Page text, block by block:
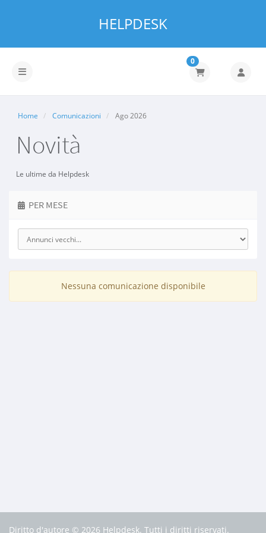
HELPDESK
Attiva Navigazione
0
Home Comunicazioni Ago 2026
Novità
Le ultime da Helpdesk
PER MESE
Nessuna comunicazione disponibile
Diritto d'autore © 2026 Helpdesk. Tutti i diritti riservati.